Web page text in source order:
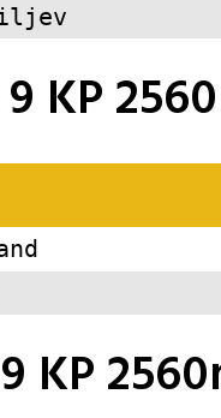
KP
KP